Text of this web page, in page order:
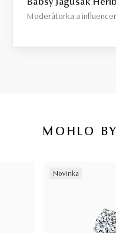
Babsy Jagušák
Moderátorka a
MOHLO
Novinka